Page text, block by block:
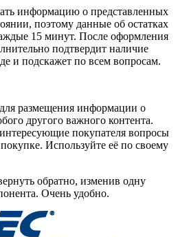
информацию о представленных
поэтому данные об остатках
15 минут. После оформления
подтвердит наличие
и подскажет по всем вопросам.
размещения информации о
другого важного контента.
покупателя вопросы
Используйте её по своему
обратно, изменив одну
Очень удобно.